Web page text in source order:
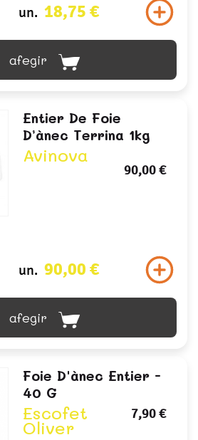
un. 18,75 €
afegir
Entier De Foie
D’ànec Terrina 1kg
Avinova
90,00 €
un. 90,00 €
afegir
Foie D'ànec Entier -
40 G
Escofet
Oliver
7,90 €